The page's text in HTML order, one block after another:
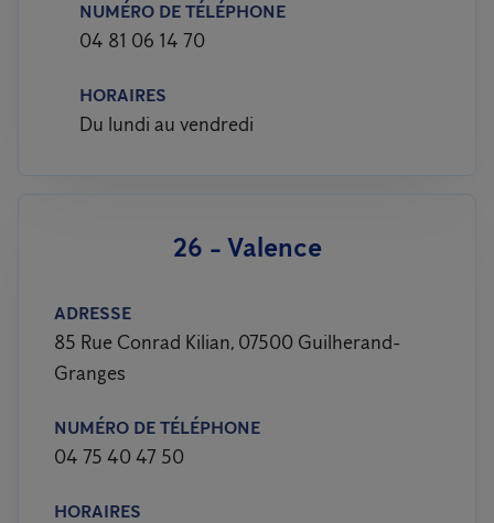
NUMÉRO DE TÉLÉPHONE
04 81 06 14 70
HORAIRES
Du lundi au vendredi
26 - Valence
ADRESSE
85 Rue Conrad Kilian, 07500 Guilherand-
Granges
NUMÉRO DE TÉLÉPHONE
04 75 40 47 50
HORAIRES